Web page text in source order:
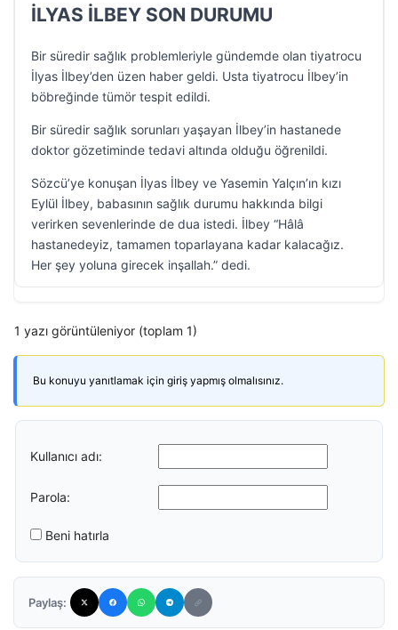
İLYAS İLBEY SON DURUMU
Bir süredir sağlık problemleriyle gündemde olan tiyatrocu
İlyas İlbey’den üzen haber geldi. Usta tiyatrocu İlbey’in
böbreğinde tümör tespit edildi.
Bir süredir sağlık sorunları yaşayan İlbey’in hastanede
doktor gözetiminde tedavi altında olduğu öğrenildi.
Sözcü’ye konuşan İlyas İlbey ve Yasemin Yalçın’ın kızı
Eylül İlbey, babasının sağlık durumu hakkında bilgi
verirken sevenlerinde de dua istedi. İlbey “Hâlâ
hastanedeyiz, tamamen toparlayana kadar kalacağız.
Her şey yoluna girecek inşallah.” dedi.
1 yazı görüntüleniyor (toplam 1)
Bu konuyu yanıtlamak için giriş yapmış olmalısınız.
Kullanıcı adı:
Parola:
Beni hatırla
Paylaş: